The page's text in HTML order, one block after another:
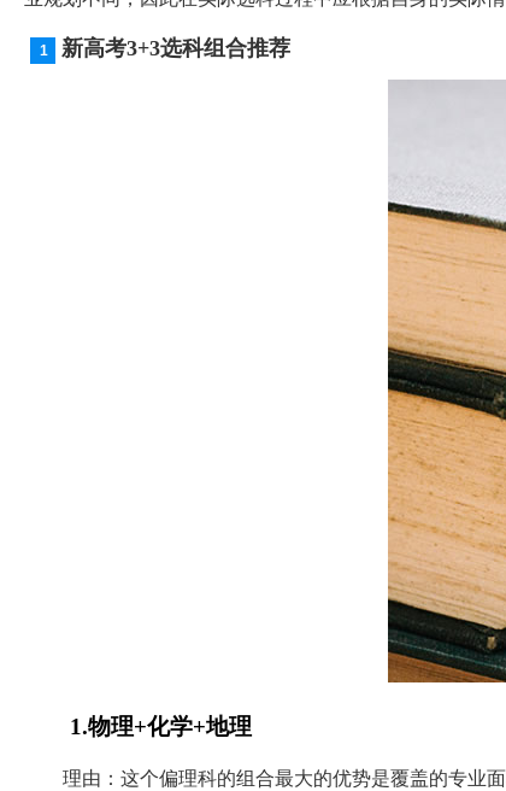
新高考3+3选科组合推荐
1.物理+化学+地理
理由：这个偏理科的组合最大的优势是覆盖的专业面